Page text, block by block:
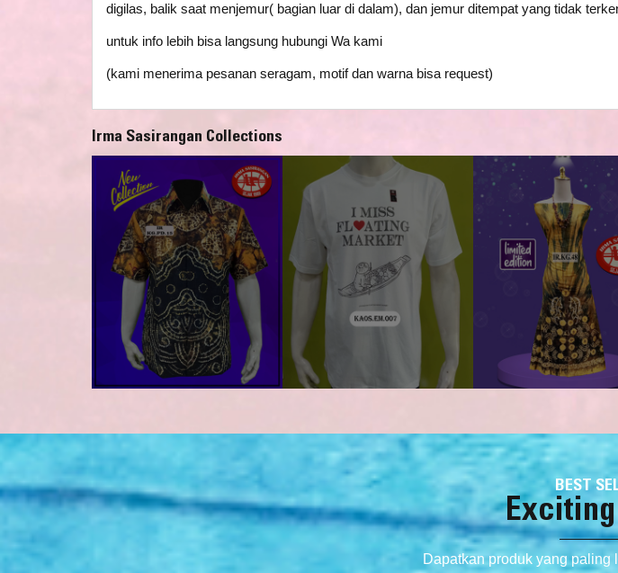
digilas, balik saat menjemur( bagian luar di dalam), dan jemur ditempat yang tidak
untuk info lebih bisa langsung hubungi Wa kami
(kami menerima pesanan seragam, motif dan warna bisa request)
Irma Sasirangan Collections
BEST
Dapatkan produk yang paling